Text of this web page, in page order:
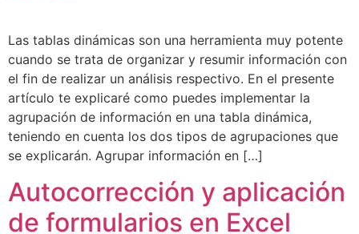
Las tablas dinámicas son una herramienta muy potente
cuando se trata de organizar y resumir información con
el fin de realizar un análisis respectivo. En el presente
artículo te explicaré como puedes implementar la
agrupación de información en una tabla dinámica,
teniendo en cuenta los dos tipos de agrupaciones que
se explicarán. Agrupar información en […]
Autocorrección y aplicación
de formularios en Excel